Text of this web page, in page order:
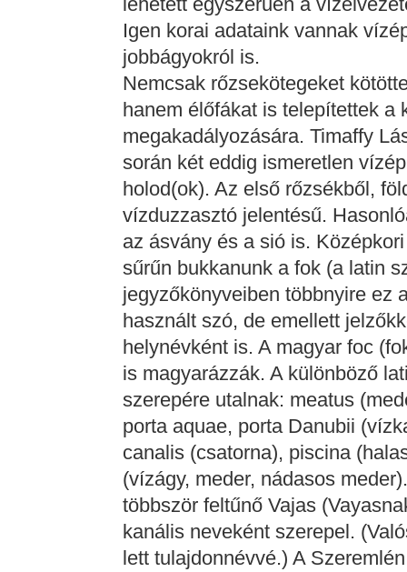
Igen korai adataink vannak
jobbágyokról is.
Nemcsak rőzsekötegeket
hanem élőfákat is telepítettek a
megakadályozására. Timaffy
során két eddig ismeretlen
holod(ok). Az első rőzsékből,
vízduzzasztó jelentésű.
az ásvány és a sió is.
sűrűn bukkanunk a fok (a latin
jegyzőkönyveiben többnyire ez
használt szó, de emellett
helynévként is. A magyar foc
is magyarázzák. A különböző
szerepére utalnak: meatus
porta aquae, porta Danubii
canalis (csatorna), piscina
(vízágy, meder, nádasos
többször feltűnő Vajas
kanális neveként szerepel.
lett tulajdonnévvé.) A